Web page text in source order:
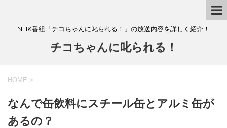
NHK番組「チコちゃんに叱られる！」の放送内容を詳しく紹介！
チコちゃんに叱られる！
HOME >
なんで缶飲料にスチール缶とアルミ缶が
あるの？